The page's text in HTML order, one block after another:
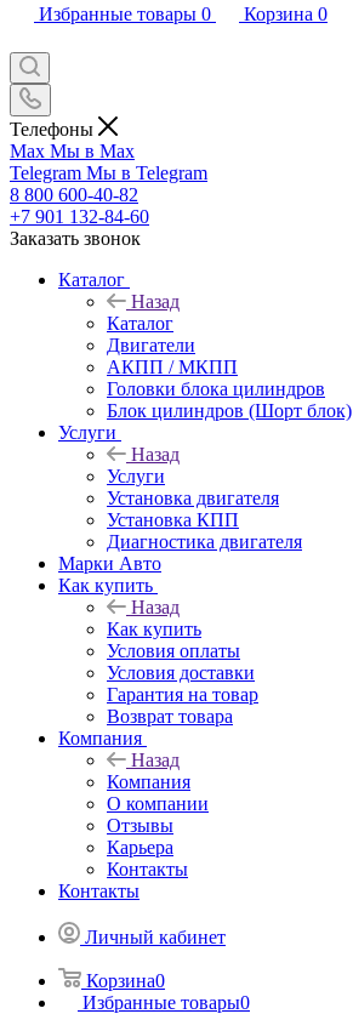
Избранные товары 0 Корзина 0
Телефоны
Max Мы в Max
Telegram Мы в Telegram
8 800 600-40-82
+7 901 132-84-60
Заказать звонок
Каталог
Назад
Каталог
Двигатели
АКПП / МКПП
Головки блока цилиндров
Блок цилиндров (Шорт блок)
Услуги
Назад
Услуги
Установка двигателя
Установка КПП
Диагностика двигателя
Марки Авто
Как купить
Назад
Как купить
Условия оплаты
Условия доставки
Гарантия на товар
Возврат товара
Компания
Назад
Компания
О компании
Отзывы
Карьера
Контакты
Контакты
Личный кабинет
Корзина0
Избранные товары0